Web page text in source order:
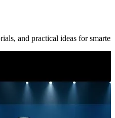
and practical ideas for